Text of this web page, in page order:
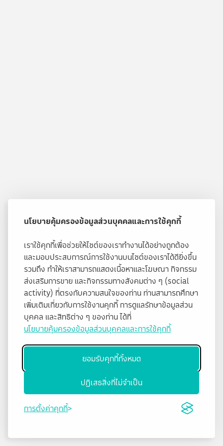
นโยบายคุ้มครองข้อมูลส่วนบุคคลและการใช้คุกกี้
เราใช้คุกกี้เพื่อช่วยให้ไซต์ของเราทำงานได้อย่างถูกต้อง
และมอบประสบการณ์การใช้งานบนไซต์ของเราได้ดียิ่งขึ้น
รวมถึง ทำให้เราสามารถแสดงเนื้อหาและโฆษณา กิจกรรม
ส่งเสริมการขาย และกิจกรรมทางสังคมต่าง ๆ (social
activity) ที่ตรงกับความสนใจของท่าน ท่านสามารถศึกษา
เพิ่มเติมเกี่ยวกับการใช้งานคุกกี้ การดูแลรักษาข้อมูลส่วน
บุคคล และสิทธิต่าง ๆ ของท่าน ได้ที่
นโยบายคุ้มครองข้อมูลส่วนบุคคลและการใช้คุกกี้
ยอมรับคุกกี้ทั้งหมด
ปฏิเสธสิ่งที่ไม่จำเป็น
การตั้งค่าคุกกี้